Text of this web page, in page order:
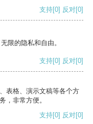
支持[0] 反对[0]
限的隐私和自由。
支持[0] 反对[0]
表格、演示文稿等各个方
，非常方便。
支持[0] 反对[0]